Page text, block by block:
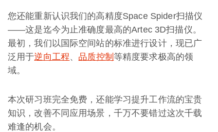
您还能重新认识我们的高精度Space Spider扫描仪
——这是迄今为止准确度最高的Artec 3D扫描仪。
最初，我们以国际空间站的标准进行设计，现已广
泛用于逆向工程、 品质控制 等精度要求极高的领
域。
本次研习班完全免费，还能学习提升工作流的宝贵
知识，改善不同应用场景，千万不要错过这次千载
难逢的机会。